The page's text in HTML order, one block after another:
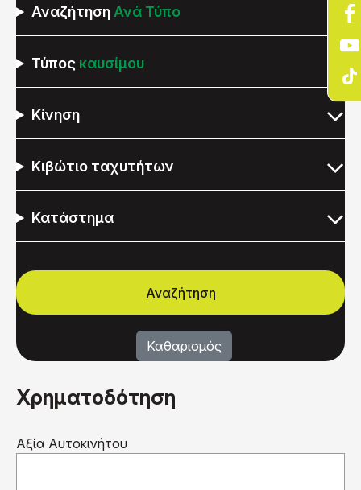
Αναζήτηση Ανά Τύπο
Τύπος καυσίμου
Κίνηση
Κιβώτιο ταχυτήτων
Κατάστημα
Χρηματοδότηση
Αξία Αυτοκινήτου